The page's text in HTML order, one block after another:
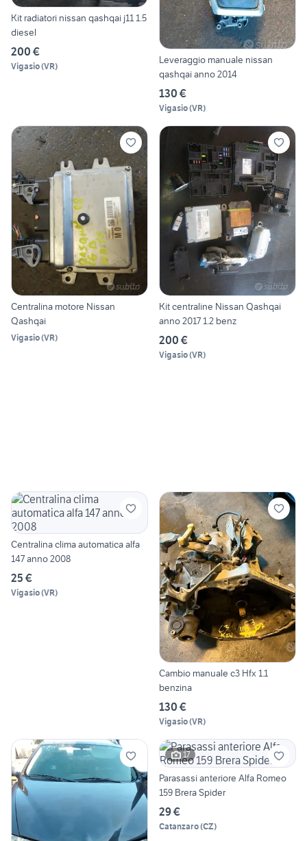
Kit radiatori nissan qashqai j11 1.5
diesel
200 €
Vigasio(VR)
Leveraggio manuale nissan
qashqai anno 2014
130 €
Vigasio(VR)
Centralina motore Nissan
Qashqai
Vigasio(VR)
Kit centraline Nissan Qashqai
anno 2017 1.2 benz
200 €
Vigasio(VR)
Centralina clima automatica alfa
147 anno 2008
25 €
Vigasio(VR)
Cambio manuale c3 Hfx 1.1
benzina
130 €
Vigasio(VR)
17
Parasassi anteriore Alfa Romeo
159 Brera Spider
29 €
Catanzaro(CZ)